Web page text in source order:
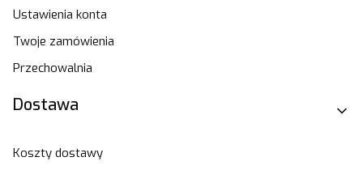
Ustawienia konta
Twoje zamówienia
Przechowalnia
Dostawa
Koszty dostawy